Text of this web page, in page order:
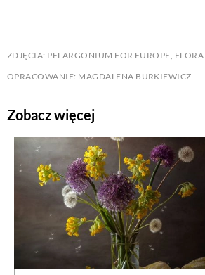
ZDJĘCIA: PELARGONIUM FOR EUROPE, FLORA
OPRACOWANIE: MAGDALENA BURKIEWICZ
Zobacz więcej